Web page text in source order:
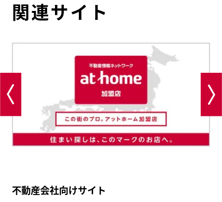
関連サイト
不動産会社向けサイト